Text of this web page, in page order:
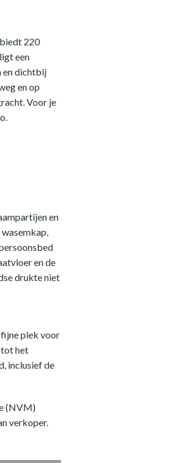
220
een
en dichtbij
en op
Voor je
en
en de
drukte niet
plek voor
tot het
inclusief de
(NVM)
verkoper.